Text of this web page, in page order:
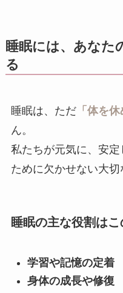
睡眠には、あなた
る
睡眠は、ただ「体を休
ん。
私たちが元気に、安
ために欠かせない大切
睡眠の主な役割はこ
学習や記憶の定着
身体の成長や修復